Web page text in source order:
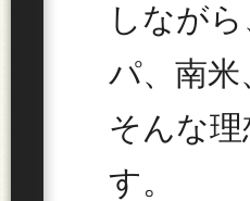
しなが
パ、南
そんな
す。